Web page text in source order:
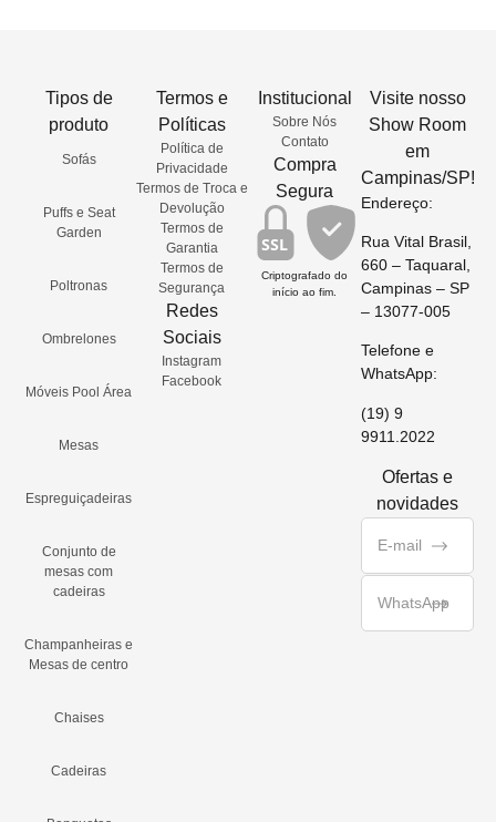
Tipos de
produto
Sofás
Puffs e Seat
Garden
Poltronas
Ombrelones
Móveis Pool Área
Mesas
Espreguiçadeiras
Conjunto de
mesas com
cadeiras
Champanheiras e
Mesas de centro
Chaises
Cadeiras
Termos e
Políticas
Política de
Privacidade
Termos de Troca e
Devolução
Termos de
Garantia
Termos de
Segurança
Redes
Sociais
Instagram
Facebook
Institucional
Sobre Nós
Contato
Compra
Segura
SSL
Criptografado do
início ao fim.
Visite nosso
Show Room
em
Campinas/SP!
Endereço:
Rua Vital Brasil,
660 – Taquaral,
Campinas – SP
– 13077-005
Telefone e
WhatsApp:
(19) 9
9911.2022
Ofertas e
novidades